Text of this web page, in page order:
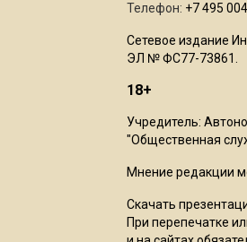
Телефон: +7 495
Сетевое издание
ЭЛ № ФС77-73861.
18+
Учредитель:
"Общественная
Мнение редакции
Скачать
При перепечатке